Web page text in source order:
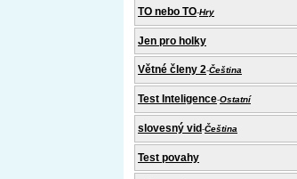
TO nebo TO-Hry
Jen pro holky
Větné členy 2-Čeština
Test Inteligence-Ostatní
slovesný vid-Čeština
Test povahy